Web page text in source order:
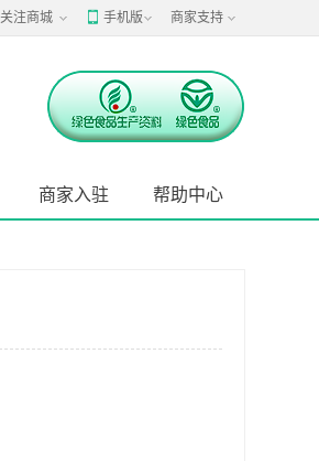
注商城 手机版 商家支持
帮助中心
商家入驻